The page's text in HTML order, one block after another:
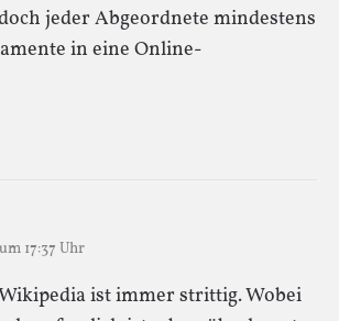
jeder Abgeordnete mindestens
in eine Online-
17:37 Uhr
ist immer strittig. Wobei